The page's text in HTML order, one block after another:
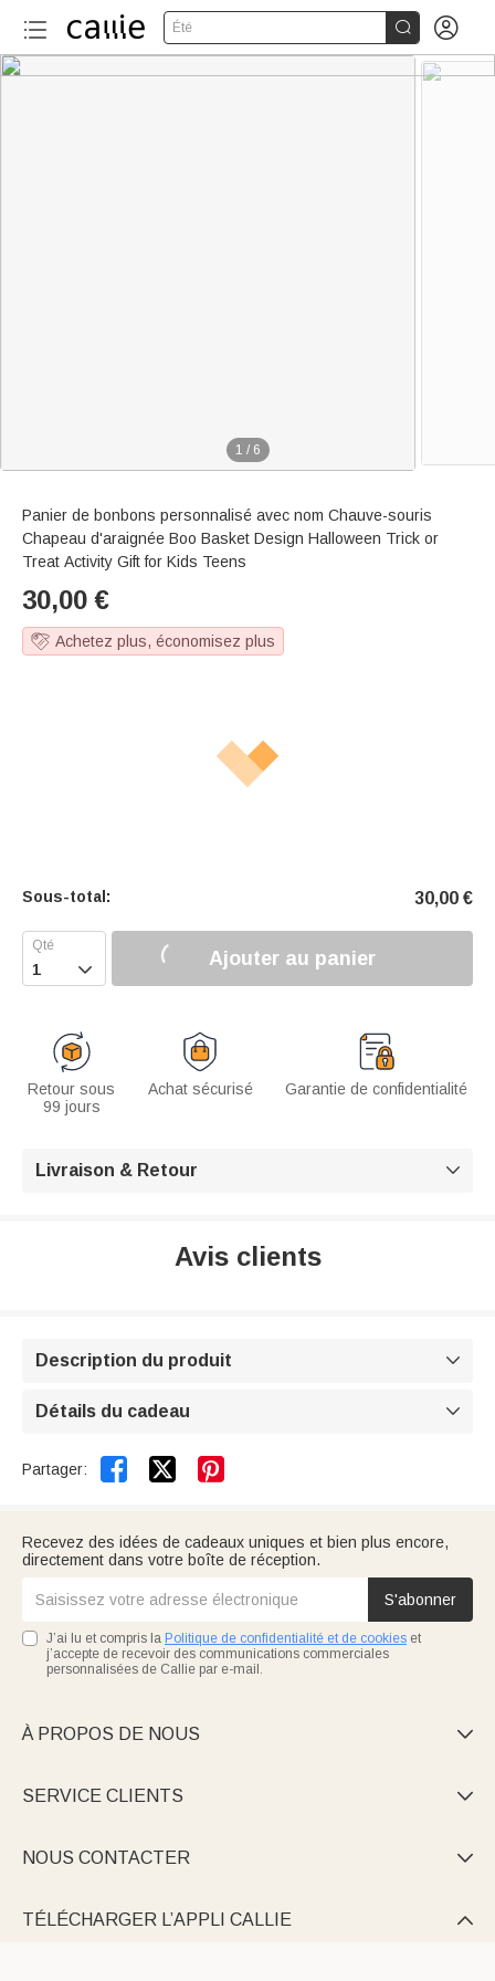
Été  
1 / 6
Panier de bonbons personnalisé avec nom Chauve-souris
Chapeau d'araignée Boo Basket Design Halloween Trick or
Treat Activity Gift for Kids Teens
30,00 €
Achetez plus, économisez plus
Sous-total: 30,00 €
 Ajouter au panier
Retour sous
99 jours
Achat sécurisé Garantie de confidentialité
Livraison & Retour 
Avis clients
Description du produit 
Détails du cadeau 
Partager:  
Recevez des idées de cadeaux uniques et bien plus encore,
directement dans votre boîte de réception.
S'abonner
J’ai lu et compris la Politique de confidentialité et de cookies et
j’accepte de recevoir des communications commerciales
personnalisées de Callie par e-mail.
À PROPOS DE NOUS 
SERVICE CLIENTS 
NOUS CONTACTER 
TÉLÉCHARGER L’APPLI CALLIE 